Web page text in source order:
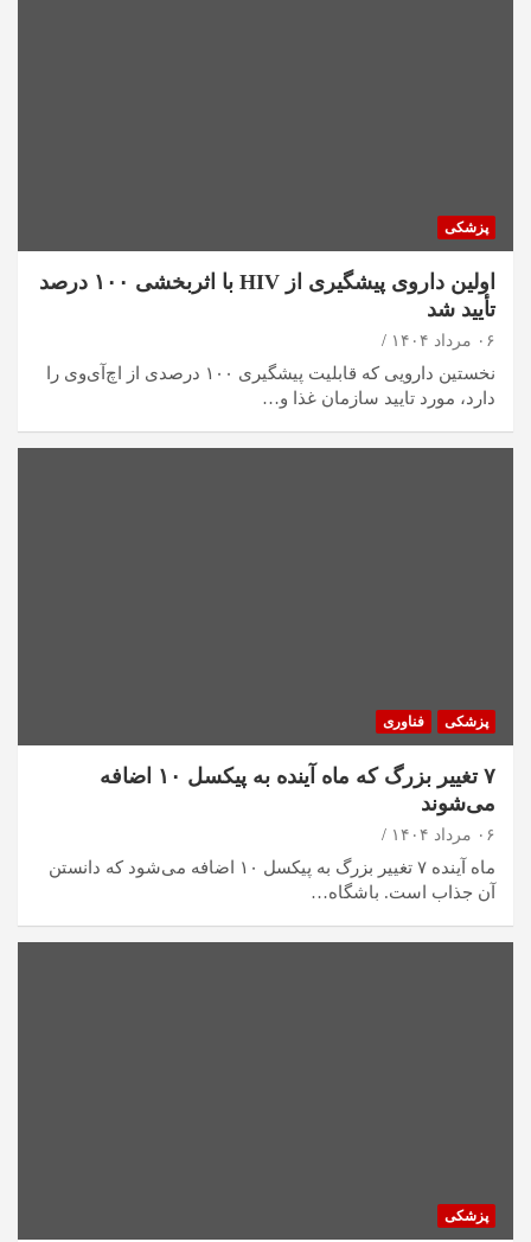
پزشکی
اولین داروی پیشگیری از HIV با اثربخشی ۱۰۰ درصد
تأیید شد
۰۶ مرداد ۱۴۰۴
نخستین دارویی که قابلیت پیشگیری ۱۰۰ درصدی از اچ‌آی‌وی را
دارد، مورد تایید سازمان غذا و…
پزشکی فناوری
۷ تغییر بزرگ که ماه آینده به پیکسل ۱۰ اضافه
می‌شوند
۰۶ مرداد ۱۴۰۴
ماه آینده ۷ تغییر بزرگ به پیکسل ۱۰ اضافه می‌شود که دانستن
آن جذاب است. باشگاه…
پزشکی